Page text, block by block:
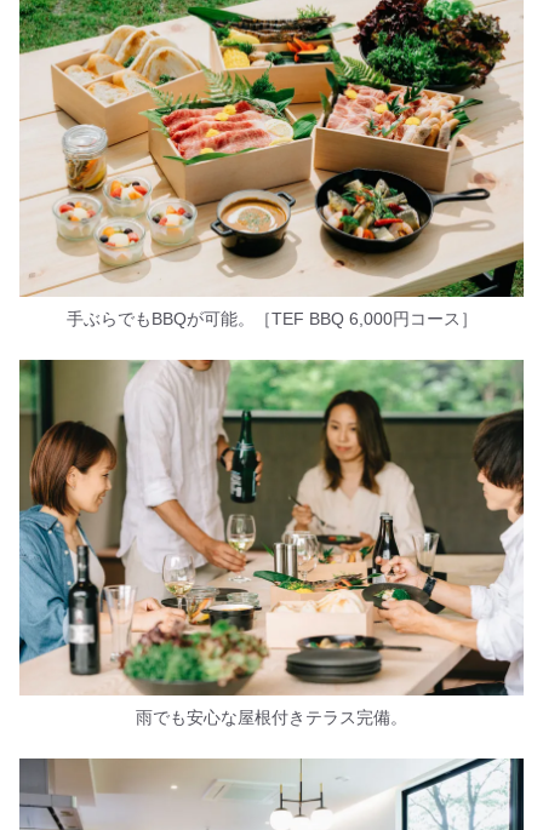
手ぶらでもBBQが可能。［TEF BBQ 6,000円コース］
雨でも安心な屋根付きテラス完備。